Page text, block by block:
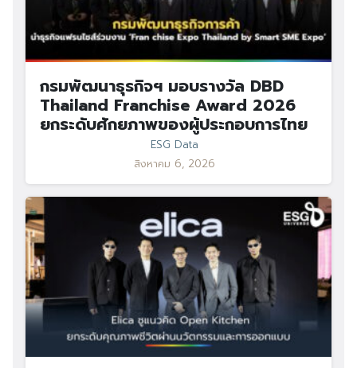
กรมพัฒนาธุรกิจฯ มอบรางวัล DBD
Thailand Franchise Award 2026
ยกระดับศักยภาพของผู้ประกอบการไทย
ESG Data
สิงหาคม 6, 2026